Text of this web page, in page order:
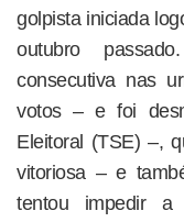
golpista iniciada
outubro
consecutiva nas
votos – e foi
Eleitoral (TSE) –,
vitoriosa – e
tentou impedir